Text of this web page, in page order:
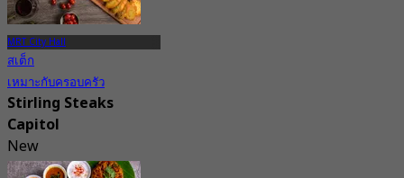
MRT City Hall
สเต็ก
เหมาะกับครอบครัว
Stirling Steaks
Capitol
New
4.9